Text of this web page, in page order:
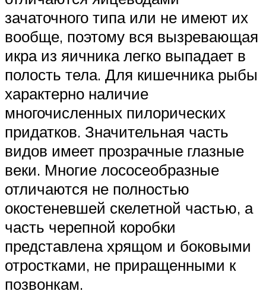
зачаточного типа или не имеют их
вообще, поэтому вся вызревающая
икра из яичника легко выпадает в
полость тела. Для кишечника рыбы
характерно наличие
многочисленных пилорических
придатков. Значительная часть
видов имеет прозрачные глазные
веки. Многие лососеобразные
отличаются не полностью
окостеневшей скелетной частью, а
часть черепной коробки
представлена хрящом и боковыми
отростками, не приращенными к
позвонкам.